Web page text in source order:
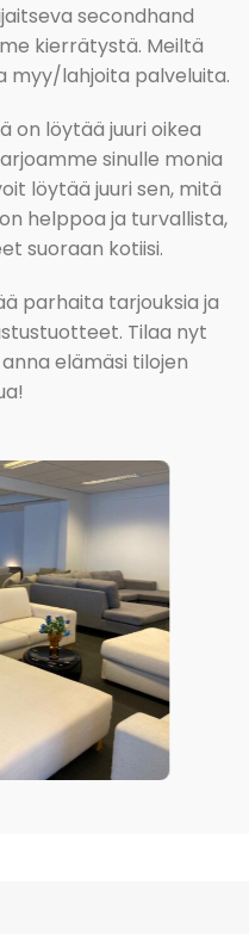
secondhand
kierrätystä. Meiltä
myy/lahjoita palveluita.
on löytää juuri oikea
sinulle monia
löytää juuri sen, mitä
helppoa ja turvallista,
suoraan kotiisi.
parhaita tarjouksia ja
Tilaa nyt
elämäsi tilojen